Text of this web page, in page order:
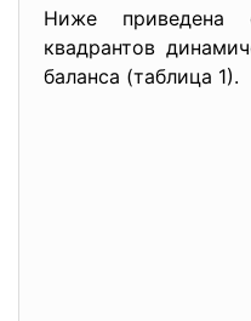
Ниже
квадрантов
баланса (таблица 1).